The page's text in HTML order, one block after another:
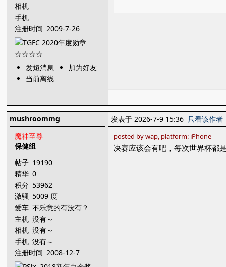
相机
手机
注册时间 2009-7-26
发短消息
加为好友
当前离线
mushroommg
魔神至尊
保健组
帖子 19190
精华 0
积分 53962
激骚 5009 度
爱车 不乐意的有没有？
主机 没有～
相机 没有～
手机 没有～
注册时间 2008-12-7
发表于 2026-7-9 15:36 只看该作者
posted by wap, platform: iPhone
决赛应该会有吧，每次世界杯都